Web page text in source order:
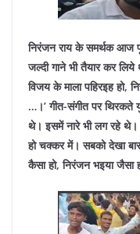
निरंजन राय के समर्थक आज
जल्दी गाने भी तैयार कर
विजय के माला पहिरइह हो,
…।’ गीत-संगीत पर थिरकते
थे। इसमें नारे भी लग रहे
हो चक्कर में। सबको देखा
कैसा हो, निरंजन भइया